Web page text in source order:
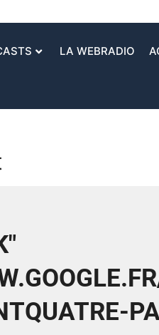
LA WEBRADIO